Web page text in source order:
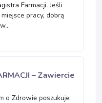
Farmacji. Jeśli
pracy, dobrą
– Zawiercie
o Zdrowie poszukuje